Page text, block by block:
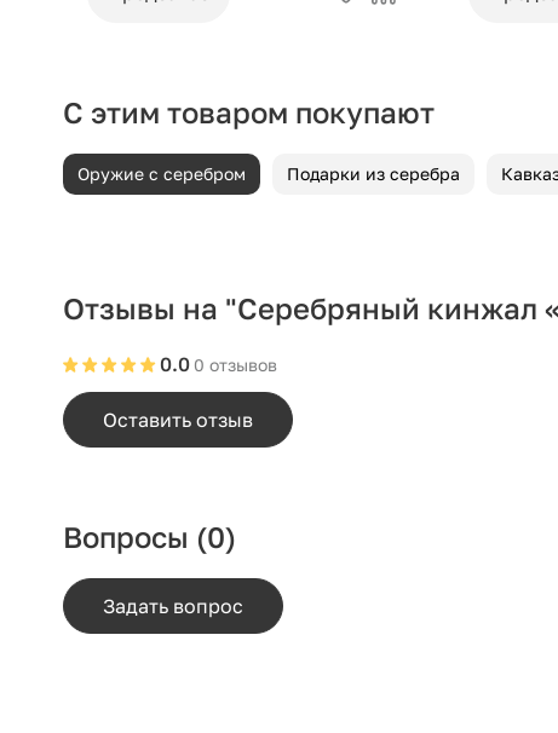
С этим товаром покупают
Оружие с серебром Подарки из серебра
Отзывы на "Серебряный кинжал
0 отзывов
0.0
Оставить отзыв
Вопросы (0)
Задать вопрос